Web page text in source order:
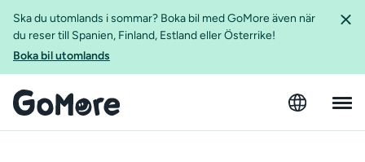
Ska du utomlands i sommar? Boka bil med GoMore även när
du reser till Spanien, Finland, Estland eller Österrike!
Boka bil utomlands